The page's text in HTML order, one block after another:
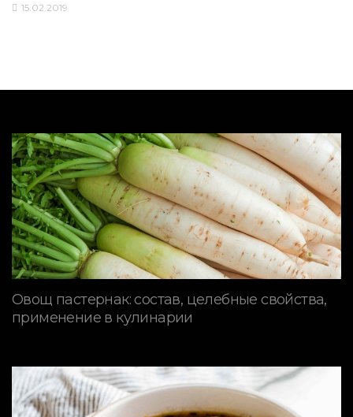
15.02.2019
Овощ пастернак: состав, целебные свойства,
применение в кулинарии